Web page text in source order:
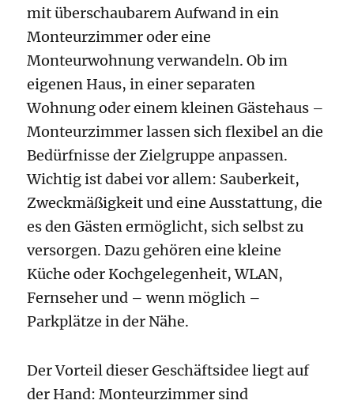
mit überschaubarem Aufwand in ein
Monteurzimmer oder eine
Monteurwohnung verwandeln. Ob im
eigenen Haus, in einer separaten
Wohnung oder einem kleinen Gästehaus –
Monteurzimmer lassen sich flexibel an die
Bedürfnisse der Zielgruppe anpassen.
Wichtig ist dabei vor allem: Sauberkeit,
Zweckmäßigkeit und eine Ausstattung, die
es den Gästen ermöglicht, sich selbst zu
versorgen. Dazu gehören eine kleine
Küche oder Kochgelegenheit, WLAN,
Fernseher und – wenn möglich –
Parkplätze in der Nähe.
Der Vorteil dieser Geschäftsidee liegt auf
der Hand: Monteurzimmer sind